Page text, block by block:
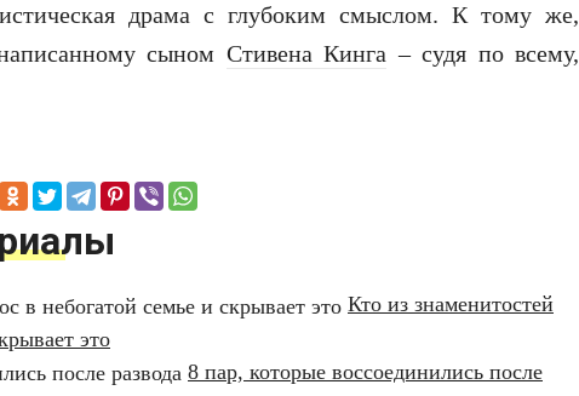
драма с глубоким смыслом. К тому же,
сыном Стивена Кинга – судя по всему,
Кто из знаменитостей
это
8 пар, которые воссоединились после